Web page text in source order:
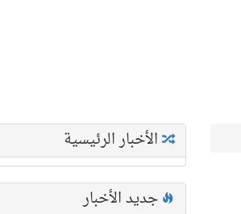
الأخبار الرئيسية
جديد الأخبار